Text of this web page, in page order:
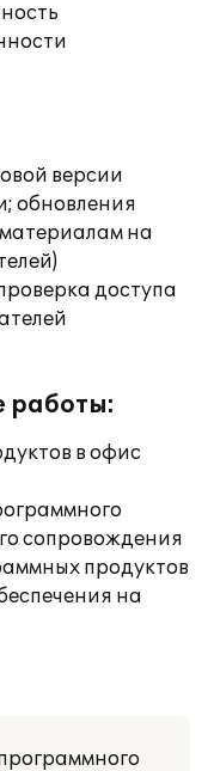
версии
обновления
на
доступа
работы:
в офис
сопровождения
продуктов
на